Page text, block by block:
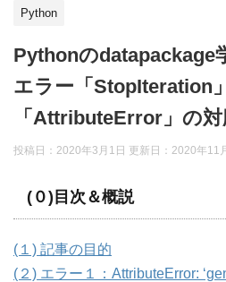
Python
Pythonのdatapackage
エラー「StopIteration
「AttributeError」の
投稿日：2020年3月1日 更新日： 2020年11
(０)目次＆概説
(１) 記事の目的
(２) エラー１：AttributeError: